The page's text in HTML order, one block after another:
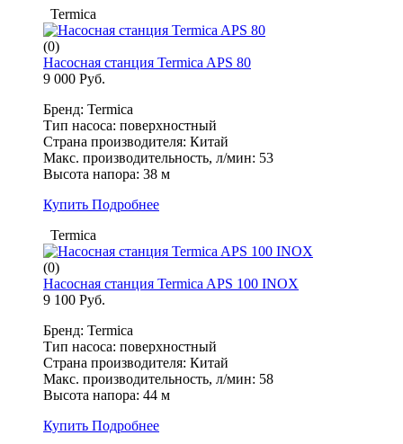
Termica
(0)
Насосная станция Termica APS 80
9 000 Руб.
Бренд: Termica
Тип насоса: поверхностный
Страна производителя: Китай
Макс. производительность, л/мин: 53
Высота напора: 38 м
Купить Подробнее
Termica
(0)
Насосная станция Termica APS 100 INOX
9 100 Руб.
Бренд: Termica
Тип насоса: поверхностный
Страна производителя: Китай
Макс. производительность, л/мин: 58
Высота напора: 44 м
Купить Подробнее